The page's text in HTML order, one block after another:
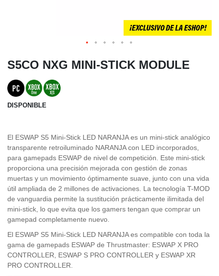
S5CO NXG MINI-STICK MODULE
DISPONIBLE
El ESWAP S5 Mini-Stick LED NARANJA es un mini-stick analógico
transparente retroiluminado NARANJA con LED incorporados,
para gamepads ESWAP de nivel de competición. Este mini-stick
proporciona una precisión mejorada con gestión de zonas
muertas y un movimiento óptimamente suave, junto con una vida
útil ampliada de 2 millones de activaciones. La tecnología T-MOD
de vanguardia permite la sustitución prácticamente ilimitada del
mini-stick, lo que evita que los gamers tengan que comprar un
gamepad completamente nuevo.
El ESWAP S5 Mini-Stick LED NARANJA es compatible con toda la
gama de gamepads ESWAP de Thrustmaster: ESWAP X PRO
CONTROLLER, ESWAP S PRO CONTROLLER y ESWAP XR
PRO CONTROLLER.